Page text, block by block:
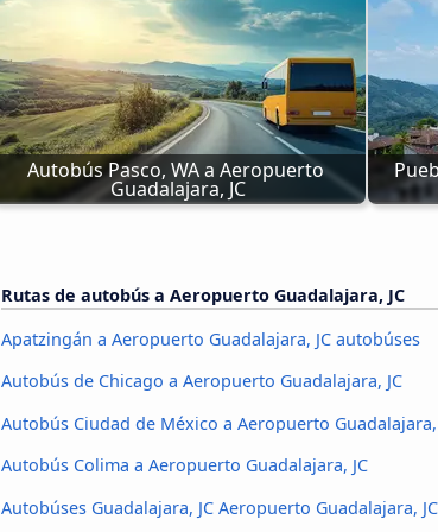
Autobús Pasco, WA a Aeropuerto
Guadalajara, JC
Rutas de autobús a Aeropuerto Guadalajara, JC
Apatzingán a Aeropuerto Guadalajara, JC autobúses
Autobús de Chicago a Aeropuerto Guadalajara, JC
Autobús Ciudad de México a Aeropuerto Guadalajara,
Autobús Colima a Aeropuerto Guadalajara, JC
Autobúses Guadalajara, JC Aeropuerto Guadalajara, JC